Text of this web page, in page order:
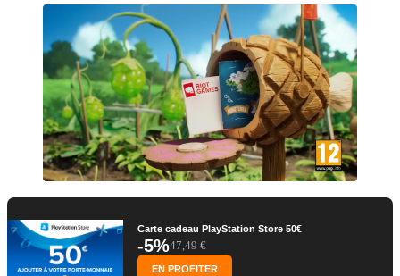
Carte cadeau PlayStation Store 50€
-5%47,49 €
EN PROFITER